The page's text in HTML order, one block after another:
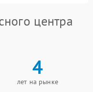
центра
4
лет на рынке